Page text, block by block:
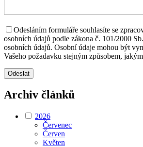
Odesláním formuláře souhlasíte se
osobních údajů podle zákona č. 101/2000
osobních údajů. Osobní údaje mohou být
Vašeho požadavku stejným způsobem,
Archiv článků
2026
Červenec
Červen
Květen